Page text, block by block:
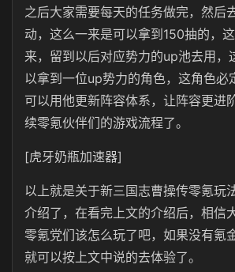
之后大家需要每天的任务做完，然后
动，这么一来是可以拿到150抽的，
来，留到以后对应势力的up池去用，
以拿到一位up势力的角色，这角色必
可以用他更新阵容体系，让阵容更进
续零氪伙伴们的游戏流程了。
[虎牙奶瓶加速器]
以上就是关于新三国志曹操传零氪玩
介绍了，在看完上文的介绍后，相信
零氪党们该怎么玩了吧，如果没有氪
就可以按上文中说的去体验了。